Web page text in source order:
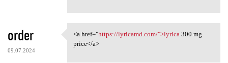
order
09.07.2024
<a href="https://lyricamd.com
<a href="https://lyricamd.com/">lyrica 300 mg
price</a>